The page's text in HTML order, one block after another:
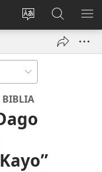
Salatan
lenguahe
na
site
Man-
log
new
Mananap
ed
JW.ORG
BIBLIA